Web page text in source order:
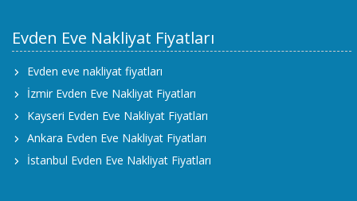
Evden Eve Nakliyat Fiyatları
Evden eve nakliyat fiyatları
İzmir Evden Eve Nakliyat Fiyatları
Kayseri Evden Eve Nakliyat Fiyatları
Ankara Evden Eve Nakliyat Fiyatları
İstanbul Evden Eve Nakliyat Fiyatları